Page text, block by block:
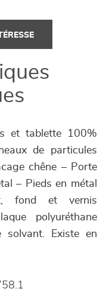
et tablette 100%
de particules
chêne – Porte
– Pieds en métal
fond et vernis
polyuréthane
solvant. Existe en